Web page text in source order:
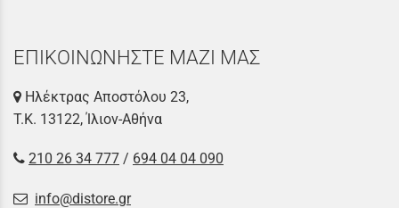
ΕΠΙΚΟΙΝΩΝΗΣΤΕ ΜΑΖΙ ΜΑΣ
Ηλέκτρας Αποστόλου 23,
Τ.Κ. 13122, Ίλιον-Αθήνα
210 26 34 777 / 694 04 04 090
info@distore.gr